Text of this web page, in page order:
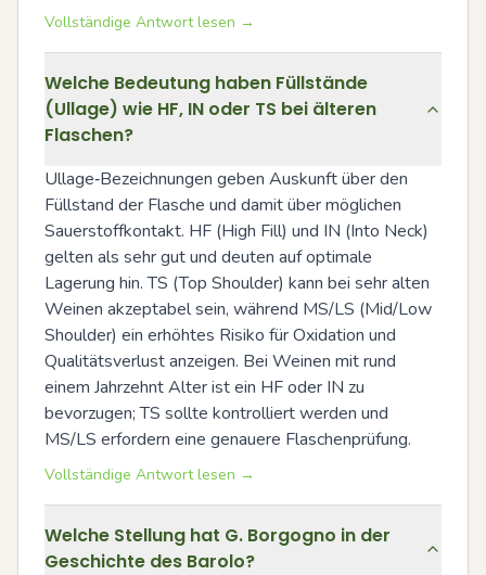
Vollständige Antwort lesen →
Welche Bedeutung haben Füllstände
(Ullage) wie HF, IN oder TS bei älteren
Flaschen?
Ullage‑Bezeichnungen geben Auskunft über den
Füllstand der Flasche und damit über möglichen
Sauerstoffkontakt. HF (High Fill) und IN (Into Neck)
gelten als sehr gut und deuten auf optimale
Lagerung hin. TS (Top Shoulder) kann bei sehr alten
Weinen akzeptabel sein, während MS/LS (Mid/Low
Shoulder) ein erhöhtes Risiko für Oxidation und
Qualitätsverlust anzeigen. Bei Weinen mit rund
einem Jahrzehnt Alter ist ein HF oder IN zu
bevorzugen; TS sollte kontrolliert werden und
MS/LS erfordern eine genauere Flaschenprüfung.
Vollständige Antwort lesen →
Welche Stellung hat G. Borgogno in der
Geschichte des Barolo?